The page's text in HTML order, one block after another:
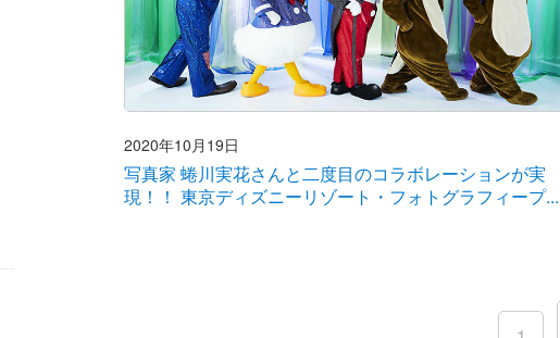
2020年10月19日
写真家 蜷川実花さんと二度目のコラボレーションが実
現！！ 東京ディズニーリゾート・フォトグラフィープ...